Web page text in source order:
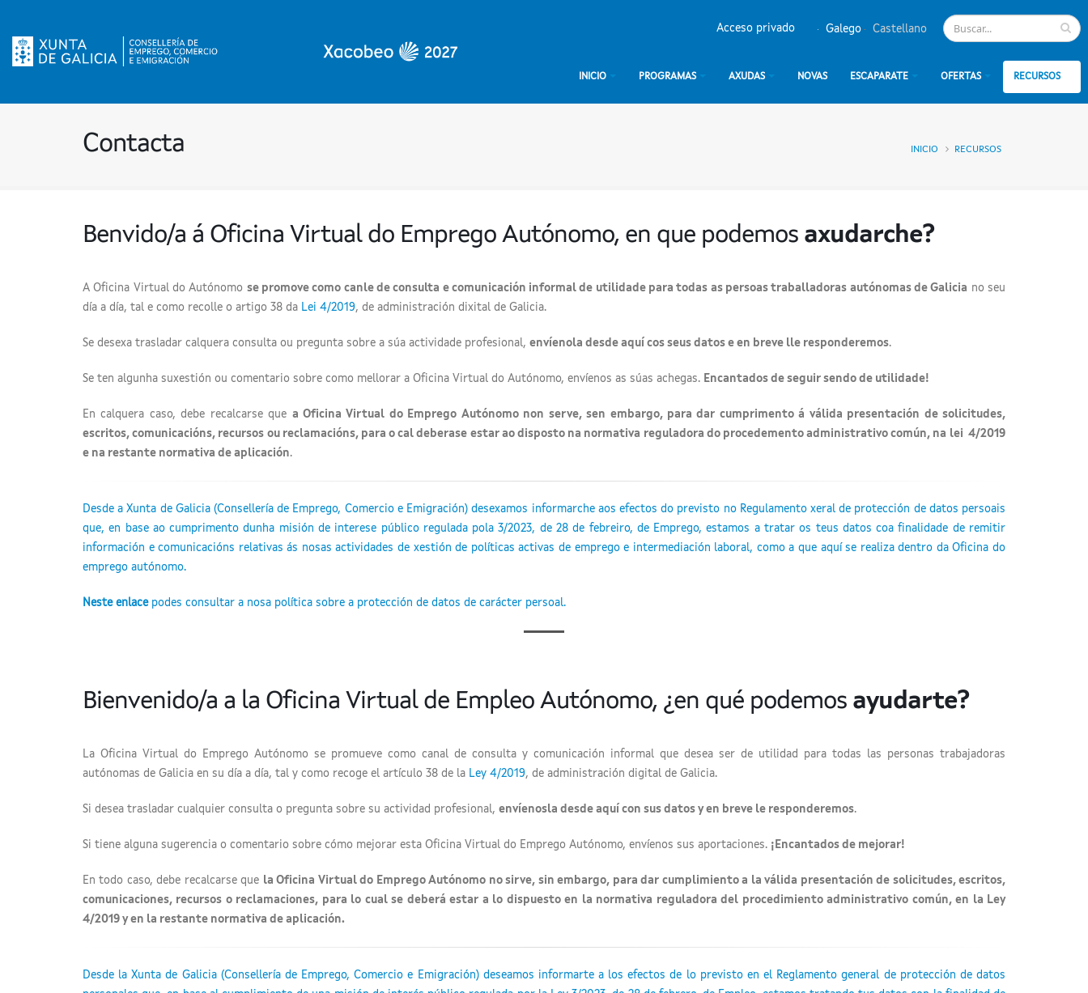
Galego Castellano
Acceso privado
INICIO PROGRAMAS AXUDAS NOVAS ESCAPARATE OFERTAS RECURSOS
Contacta INICIO RECURSOS
Benvido/a á Oficina Virtual do Emprego Autónomo, en que podemos axudarche?
A Oficina Virtual do Autónomo se promove como canle de consulta e comunicación informal de utilidade para todas as persoas traballadoras autónomas de Galicia no seu
día a día, tal e como recolle o artigo 38 da Lei 4/2019, de administración dixital de Galicia.
Se desexa trasladar calquera consulta ou pregunta sobre a súa actividade profesional, envíenola desde aquí cos seus datos e en breve lle responderemos.
Se ten algunha suxestión ou comentario sobre como mellorar a Oficina Virtual do Autónomo, envíenos as súas achegas. Encantados de seguir sendo de utilidade!
En calquera caso, debe recalcarse que a Oficina Virtual do Emprego Autónomo non serve, sen embargo, para dar cumprimento á válida presentación de solicitudes,
escritos, comunicacións, recursos ou reclamacións, para o cal deberase estar ao disposto na normativa reguladora do procedemento administrativo común, na lei 4/2019
e na restante normativa de aplicación.
Desde a Xunta de Galicia (Consellería de Emprego, Comercio e Emigración) desexamos informarche aos efectos do previsto no Regulamento xeral de protección de datos persoais
que, en base ao cumprimento dunha misión de interese público regulada pola 3/2023, de 28 de febreiro, de Emprego, estamos a tratar os teus datos coa finalidade de remitir
información e comunicacións relativas ás nosas actividades de xestión de políticas activas de emprego e intermediación laboral, como a que aquí se realiza dentro da Oficina do
emprego autónomo.
Neste enlacepodes consultar a nosa política sobre a protección de datos de carácter persoal.
Bienvenido/a a la Oficina Virtual de Empleo Autónomo, ¿en qué podemos ayudarte?
La Oficina Virtual do Emprego Autónomo se promueve como canal de consulta y comunicación informal que desea ser de utilidad para todas las personas trabajadoras
autónomas de Galicia en su día a día, tal y como recoge el artículo 38 de la Ley 4/2019, de administración digital de Galicia.
Si desea trasladar cualquier consulta o pregunta sobre su actividad profesional, envíenosla desde aquí con sus datos y en breve le responderemos.
Si tiene alguna sugerencia o comentario sobre cómo mejorar esta Oficina Virtual do Emprego Autónomo, envíenos sus aportaciones. ¡Encantados de mejorar!
En todo caso, debe recalcarse que la Oficina Virtual do Emprego Autónomo no sirve, sin embargo, para dar cumplimiento a la válida presentación de solicitudes, escritos,
comunicaciones, recursos o reclamaciones, para lo cual se deberá estar a lo dispuesto en la normativa reguladora del procedimiento administrativo común, en la Ley
4/2019 y en la restante normativa de aplicación.
Desde la Xunta de Galicia (Consellería de Emprego, Comercio e Emigración) deseamos informarte a los efectos de lo previsto en el Reglamento general de protección de datos